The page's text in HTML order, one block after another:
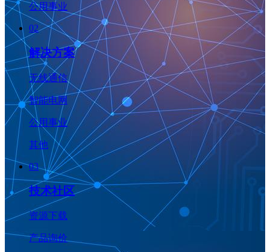
公用事业
02
解决方案
无线通信
智能电网
公用事业
其他
03
技术社区
资源下载
产品询价